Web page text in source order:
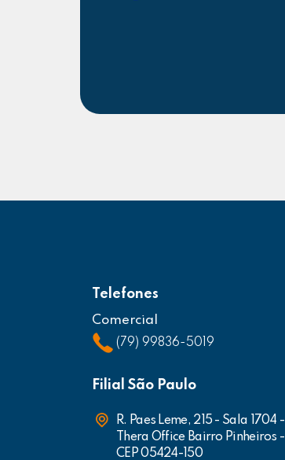
Telefones
Comercial
(79) 99836-5019
Filial São Paulo
R. Paes Leme, 215 - Sala 1704 -
Thera Office Bairro Pinheiros -
CEP 05424-150